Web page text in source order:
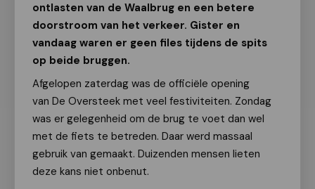
ontlasten van de Waalbrug en een betere
doorstroom van het verkeer. Gister en
vandaag waren er geen files tijdens de spits
op beide bruggen.
Afgelopen zaterdag was de officiële opening
van De Oversteek met veel festiviteiten. Zondag
was er gelegenheid om de brug te voet dan wel
met de fiets te betreden. Daar werd massaal
gebruik van gemaakt. Duizenden mensen lieten
deze kans niet onbenut.